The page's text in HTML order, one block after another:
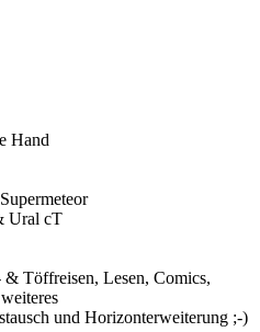
Ural cT
& Töffreisen, Lesen, Comics,
und Horizonterweiterung ;-)